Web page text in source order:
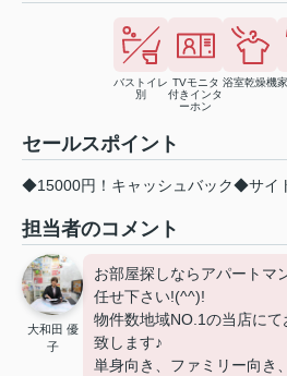
バストイレ
別
TVモニタ
付きインタ
ーホン
浴室乾燥機
セールスポイント
◆15000円！キャッシュバック◆サイ
担当者のコメント
大和田 優
子
お部屋探しならアパートマ
任せ下さい!(^^)!
物件数地域NO.1の当店に
致します♪
単身向き、ファミリー向き